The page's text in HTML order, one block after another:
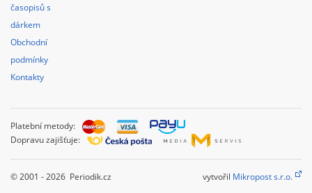
časopisů s
dárkem
Obchodní
podmínky
Kontakty
Platební metody:
Dopravu zajišťuje:
© 2001 - 2026 Periodik.cz vytvořil Mikropost s.r.o.